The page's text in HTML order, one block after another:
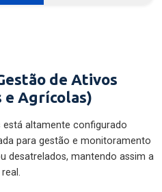
de Ativos
e Agrícolas)
altamente configurado
para gestão e monitoramento
desatrelados, mantendo assim a